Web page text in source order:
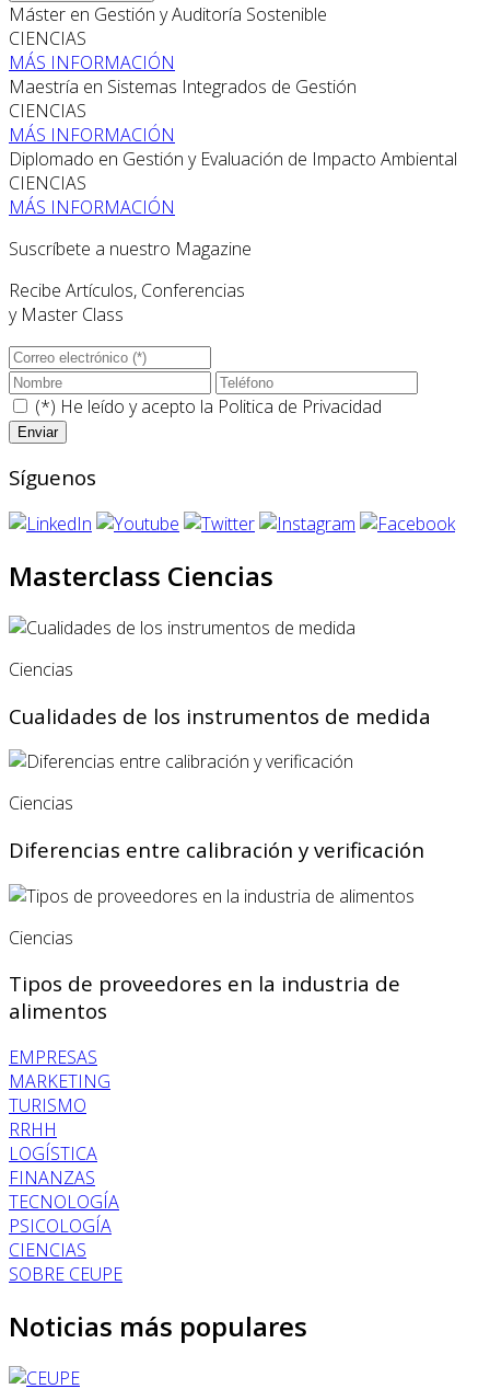
Máster en Gestión y Auditoría Sostenible
CIENCIAS
MÁS INFORMACIÓN
Maestría en Sistemas Integrados de Gestión
CIENCIAS
MÁS INFORMACIÓN
Diplomado en Gestión y Evaluación de Impacto Ambiental
CIENCIAS
MÁS INFORMACIÓN
Suscríbete a nuestro Magazine
Recibe Artículos, Conferencias
y Master Class
(*) He leído y acepto la Politica de Privacidad
Síguenos
Masterclass Ciencias
Ciencias
Cualidades de los instrumentos de medida
Ciencias
Diferencias entre calibración y verificación
Ciencias
Tipos de proveedores en la industria de
alimentos
EMPRESAS
MARKETING
TURISMO
RRHH
LOGÍSTICA
FINANZAS
TECNOLOGÍA
PSICOLOGÍA
CIENCIAS
SOBRE CEUPE
Noticias más populares